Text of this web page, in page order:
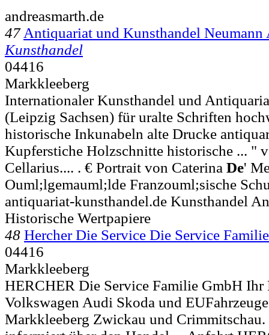
andreasmarth.de
47 Antiquariat und Kunsthandel
Kunsthandel
04416
Markkleeberg
Internationaler Kunsthandel und
(Leipzig Sachsen) für uralte Schriften
historische Inkunabeln alte Drucke
Kupferstiche Holzschnitte historische ... "
Cellarius.... . € Portrait von Caterina De'
Ouml;lgemauml;lde Franzouml;sische
antiquariat-kunsthandel.de Kunsthandel
Historische Wertpapiere
48 Hercher Die Service Die Service
04416
Markkleeberg
HERCHER Die Service Familie GmbH Ihr
Volkswagen Audi Skoda und
Markkleeberg Zwickau und Crimmitschau.